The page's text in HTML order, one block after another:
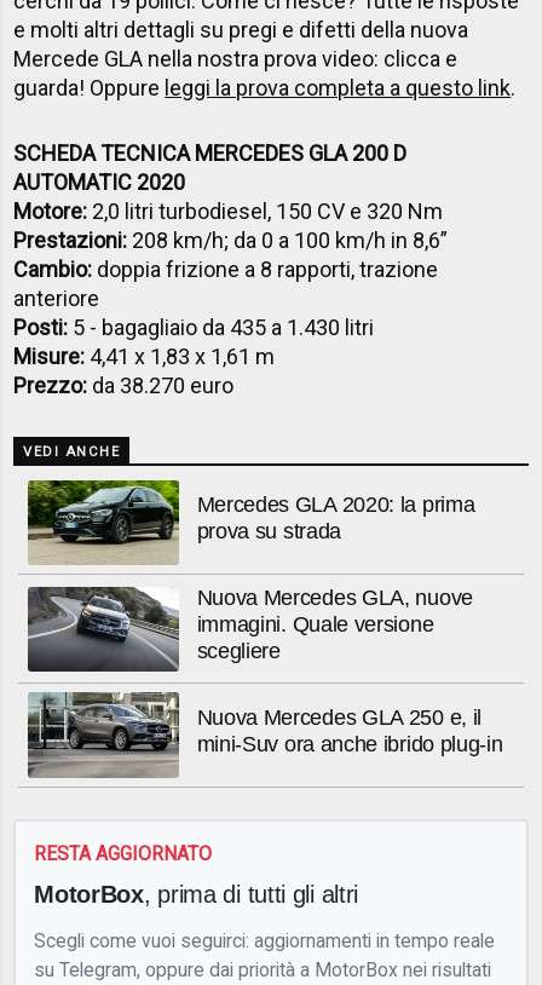
e molti altri dettagli su pregi e difetti della nuova
Mercede GLA nella nostra prova video: clicca e
guarda! Oppure leggi la prova completa a questo link.
SCHEDA TECNICA MERCEDES GLA 200 D
AUTOMATIC 2020
Motore: 2,0 litri turbodiesel, 150 CV e 320 Nm
Prestazioni: 208 km/h; da 0 a 100 km/h in 8,6”
Cambio: doppia frizione a 8 rapporti, trazione
anteriore
Posti: 5 - bagagliaio da 435 a 1.430 litri
Misure: 4,41 x 1,83 x 1,61 m
Prezzo: da 38.270 euro
VEDI ANCHE
Mercedes GLA 2020: la prima
prova su strada
Nuova Mercedes GLA, nuove
immagini. Quale versione
scegliere
Nuova Mercedes GLA 250 e, il
mini-Suv ora anche ibrido plug-in
RESTA AGGIORNATO
MotorBox, prima di tutti gli altri
Scegli come vuoi seguirci: aggiornamenti in tempo reale
su Telegram, oppure dai priorità a MotorBox nei risultati